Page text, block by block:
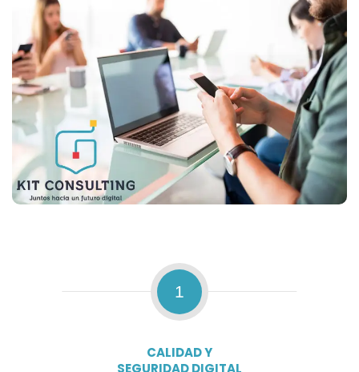
1
CALIDAD Y
SEGURIDAD DIGITAL